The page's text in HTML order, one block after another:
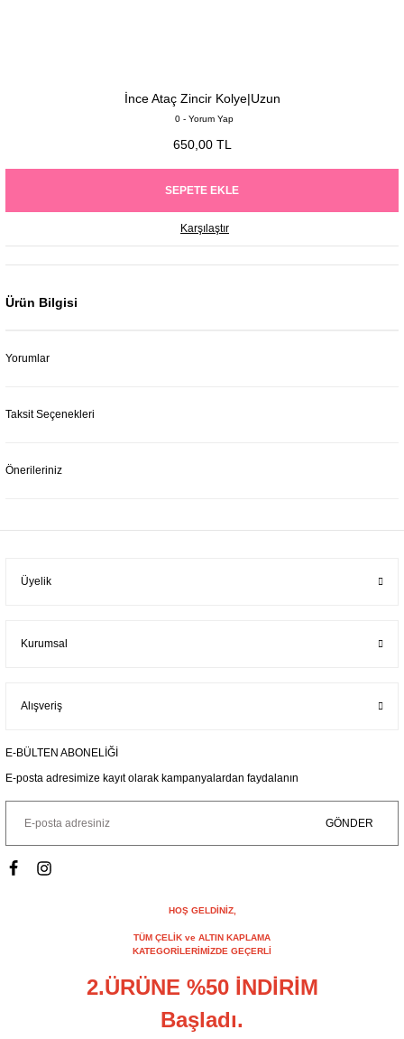
İnce Ataç Zincir Kolye|Uzun
0 - Yorum Yap
650,00 TL
SEPETE EKLE
Karşılaştır
Ürün Bilgisi
Yorumlar
Taksit Seçenekleri
Önerileriniz
Üyelik
Kurumsal
Alışveriş
E-BÜLTEN ABONELİĞİ
E-posta adresimize kayıt olarak kampanyalardan faydalanın
GÖNDER
HOŞ GELDİNİZ,
TÜM ÇELİK ve ALTIN KAPLAMA
KATEGORİLERİMİZDE GEÇERLİ
2.ÜRÜNE %50 İNDİRİM
Başladı.